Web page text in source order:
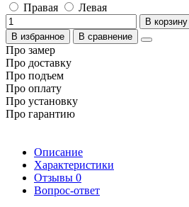
Правая
Левая
В корзину
В избранное
В сравнение
Про замер
Про доставку
Про подъем
Про оплату
Про установку
Про гарантию
Описание
Характеристики
Отзывы 0
Вопрос-ответ